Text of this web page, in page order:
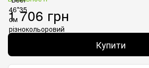
1 706 грн
Купити